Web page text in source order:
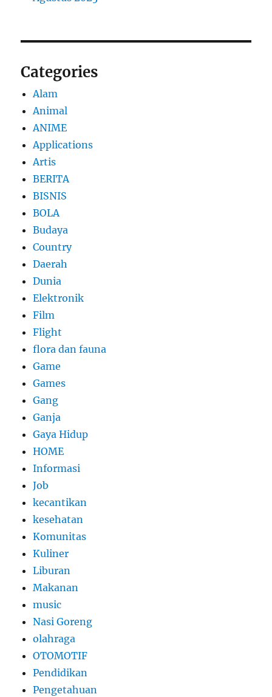
Categories
Alam
Animal
ANIME
Applications
Artis
BERITA
BISNIS
BOLA
Budaya
Country
Daerah
Dunia
Elektronik
Film
Flight
flora dan fauna
Game
Games
Gang
Ganja
Gaya Hidup
HOME
Informasi
Job
kecantikan
kesehatan
Komunitas
Kuliner
Liburan
Makanan
music
Nasi Goreng
olahraga
OTOMOTIF
Pendidikan
Pengetahuan